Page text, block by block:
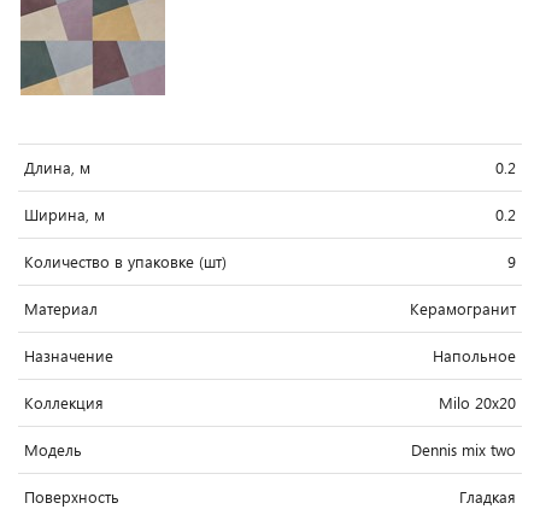
Длина, м 0.2
Ширина, м 0.2
Количество в упаковке (шт) 9
Материал Керамогранит
Назначение Напольное
Коллекция Milo 20x20
Модель Dennis mix two
Поверхность Гладкая